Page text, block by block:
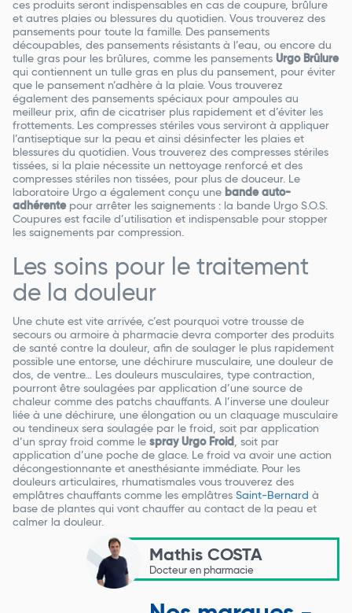
ces produits seront indispensables en cas de coupure, brûlure
et autres plaies ou blessures du quotidien. Vous trouverez des
pansements pour toute la famille. Des pansements
découpables, des pansements résistants à l’eau, ou encore du
tulle gras pour les brûlures, comme les pansements Urgo Brûlure
qui contiennent un tulle gras en plus du pansement, pour éviter
que le pansement n’adhère à la plaie. Vous trouverez
également des pansements spéciaux pour ampoules au
meilleur prix, afin de cicatriser plus rapidement et d’éviter les
frottements. Les compresses stériles vous serviront à appliquer
l’antiseptique sur la peau et ainsi désinfecter les plaies et
blessures du quotidien. Vous trouverez des compresses stériles
tissées, si la plaie nécessite un nettoyage renforcé et des
compresses stériles non tissées, pour plus de douceur. Le
laboratoire Urgo a également conçu une bande auto-
adhérentepour arrêter les saignements : la bande Urgo S.O.S.
Coupures est facile d’utilisation et indispensable pour stopper
les saignements par compression.
Les soins pour le traitement
de la douleur
Une chute est vite arrivée, c’est pourquoi votre trousse de
secours ou armoire à pharmacie devra comporter des produits
de santé contre la douleur, afin de soulager le plus rapidement
possible une entorse, une déchirure musculaire, une douleur de
dos, de ventre… Les douleurs musculaires, type contraction,
pourront être soulagées par application d’une source de
chaleur comme des patchs chauffants. A l’inverse une douleur
liée à une déchirure, une élongation ou un claquage musculaire
ou tendineux sera soulagée par le froid, soit par application
d’un spray froid comme le spray Urgo Froid , soit par
application d’une poche de glace. Le froid va avoir une action
décongestionnante et anesthésiante immédiate. Pour les
douleurs articulaires, rhumatismales vous trouverez des
emplâtres chauffants comme les emplâtres Saint-Bernard à
base de plantes qui vont chauffer au contact de la peau et
calmer la douleur.
Mathis COSTA
Docteur en pharmacie